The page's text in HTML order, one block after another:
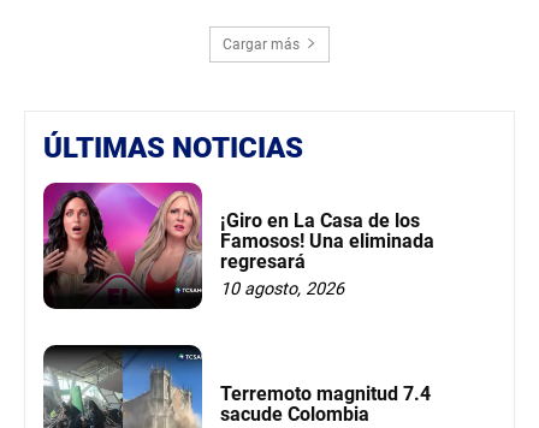
Cargar más
ÚLTIMAS NOTICIAS
¡Giro en La Casa de los
Famosos! Una eliminada
regresará
10 agosto, 2026
Terremoto magnitud 7.4
sacude Colombia